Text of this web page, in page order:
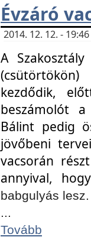
Évzáró
2014. 12. 12. -
A
kezdődik,
beszámolót
Bálint pedig
jövőbeni
vacsorán
annyival,
babgulyás
...
Tovább